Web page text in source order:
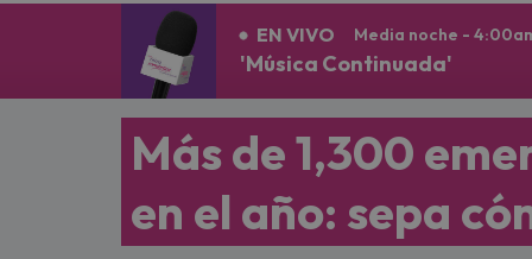
EN VIVO Media noche -
'Música Continuada'
Más de 1,300
en el año: sepa